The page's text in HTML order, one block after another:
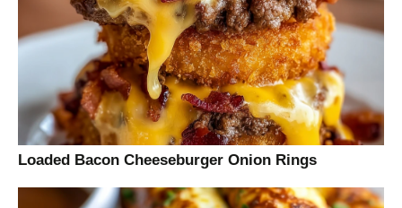
Loaded Bacon Cheeseburger Onion Rings